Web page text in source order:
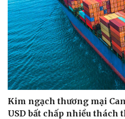
Kim ngạch thương mại
USD bất chấp nhiều thách